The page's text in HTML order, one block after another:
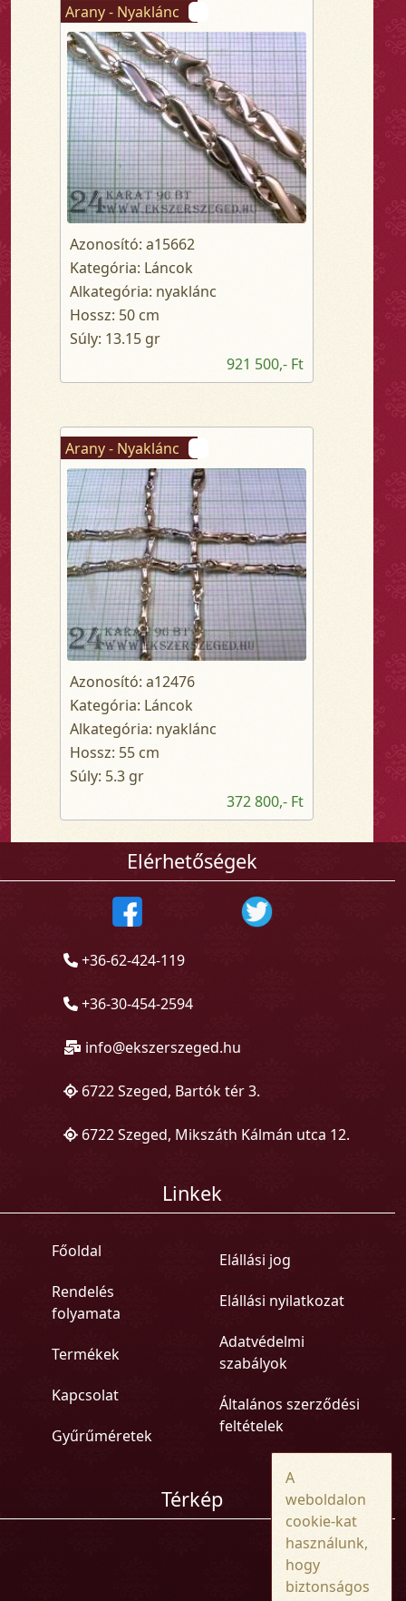
Arany - Nyaklánc
Azonosító: a15662
Kategória: Láncok
Alkategória: nyaklánc
Hossz: 50 cm
Súly: 13.15 gr
921 500,- Ft
Arany - Nyaklánc
Azonosító: a12476
Kategória: Láncok
Alkategória: nyaklánc
Hossz: 55 cm
Súly: 5.3 gr
372 800,- Ft
Elérhetőségek
+36-62-424-119
+36-30-454-2594
info@ekszerszeged.hu
6722 Szeged, Bartók tér 3.
6722 Szeged, Mikszáth Kálmán utca 12.
Linkek
Főoldal
Rendelés
folyamata
Termékek
Kapcsolat
Gyűrűméretek
Elállási jog
Elállási nyilatkozat
Adatvédelmi
szabályok
Általános szerződési
feltételek
Térkép
A
weboldalon
cookie-kat
használunk,
hogy
biztonságos